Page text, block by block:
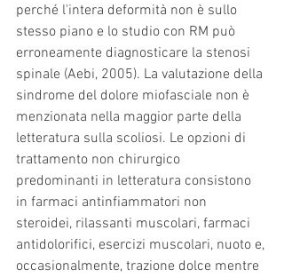
perché l'intera deformità non è sullo
stesso piano e lo studio con RM può
erroneamente diagnosticare la stenosi
spinale (Aebi, 2005). La valutazione della
sindrome del dolore miofasciale non è
menzionata nella maggior parte della
letteratura sulla scoliosi. Le opzioni di
trattamento non chirurgico
predominanti in letteratura consistono
in farmaci antinfiammatori non
steroidei, rilassanti muscolari, farmaci
antidolorifici, esercizi muscolari, nuoto e,
occasionalmente, trazione dolce mentre